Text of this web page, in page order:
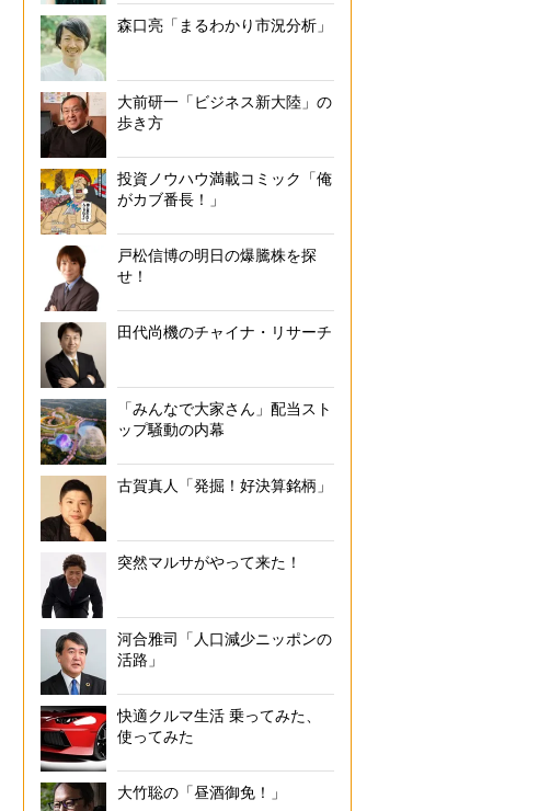
元NHK解説委員でジャーナリストの岩田明子氏（右）と橋下徹氏が
森口亮「まるわかり市況分析」
大前研一「ビジネス新大陸」の
歩き方
投資ノウハウ満載コミック「俺
がカブ番長！」
戸松信博の明日の爆騰株を探
せ！
田代尚機のチャイナ・リサーチ
「みんなで大家さん」配当スト
ップ騒動の内幕
古賀真人「発掘！好決算銘柄」
突然マルサがやって来た！
河合雅司「人口減少ニッポンの
活路」
快適クルマ生活 乗ってみた、
使ってみた
大竹聡の「昼酒御免！」